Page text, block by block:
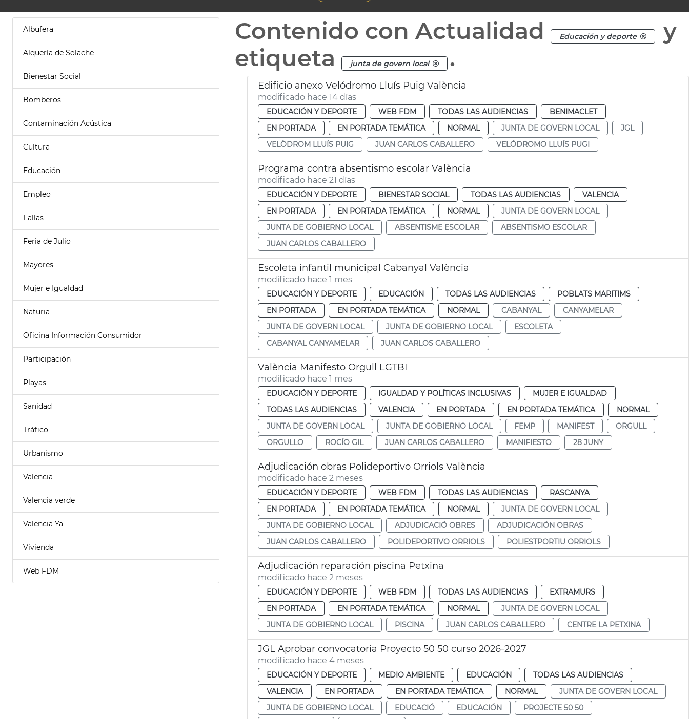
Albufera
Alquería de Solache
Bienestar Social
Bomberos
Contaminación Acústica
Cultura
Educación
Empleo
Fallas
Feria de Julio
Mayores
Mujer e Igualdad
Naturia
Oficina Información Consumidor
Participación
Playas
Sanidad
Tráfico
Urbanismo
Valencia
Valencia verde
Valencia Ya
Vivienda
Web FDM
Contenido con Actualidad Educación y deporte
y
etiqueta
junta de govern local .
Edificio anexo Velódromo Lluís Puig València
modificado hace 14 días
EDUCACIÓN Y DEPORTE WEB FDM TODAS LAS AUDIENCIAS
BENIMACLET
EN PORTADA
EN PORTADA TEMÁTICA NORMAL JUNTA DE GOVERN LOCAL
JGL
VELÒDROM LLUÍS PUIG
JUAN CARLOS CABALLERO VELÓDROMO LLUÍS PUGI
Programa contra absentismo escolar València
modificado hace 21 días
EDUCACIÓN Y DEPORTE BIENESTAR SOCIAL TODAS LAS AUDIENCIAS
VALENCIA
EN PORTADA
EN PORTADA TEMÁTICA NORMAL
JUNTA DE GOVERN LOCAL
JUNTA DE GOBIERNO LOCAL
ABSENTISME ESCOLAR
ABSENTISMO ESCOLAR
JUAN CARLOS CABALLERO
Escoleta infantil municipal Cabanyal València
modificado hace 1 mes
EDUCACIÓN Y DEPORTE EDUCACIÓN TODAS LAS AUDIENCIAS
POBLATS MARITIMS
EN PORTADA
EN PORTADA TEMÁTICA NORMAL CABANYAL
CANYAMELAR
JUNTA DE GOVERN LOCAL
JUNTA DE GOBIERNO LOCAL
ESCOLETA
CABANYAL CANYAMELAR
JUAN CARLOS CABALLERO
València Manifesto Orgull LGTBI
modificado hace 1 mes
EDUCACIÓN Y DEPORTE IGUALDAD Y POLÍTICAS INCLUSIVAS
MUJER E IGUALDAD
TODAS LAS AUDIENCIAS
VALENCIA EN PORTADA EN PORTADA TEMÁTICA
NORMAL
JUNTA DE GOVERN LOCAL
JUNTA DE GOBIERNO LOCAL FEMP MANIFEST
ORGULL
ORGULLO
ROCÍO GIL JUAN CARLOS CABALLERO MANIFIESTO 28 JUNY
Adjudicación obras Polideportivo Orriols València
modificado hace 2 meses
EDUCACIÓN Y DEPORTE WEB FDM TODAS LAS AUDIENCIAS
RASCANYA
EN PORTADA
EN PORTADA TEMÁTICA NORMAL
JUNTA DE GOVERN LOCAL
JUNTA DE GOBIERNO LOCAL
ADJUDICACIÓ OBRES
ADJUDICACIÓN OBRAS
JUAN CARLOS CABALLERO
POLIDEPORTIVO ORRIOLS POLIESTPORTIU ORRIOLS
Adjudicación reparación piscina Petxina
modificado hace 2 meses
EDUCACIÓN Y DEPORTE WEB FDM TODAS LAS AUDIENCIAS
EXTRAMURS
EN PORTADA
EN PORTADA TEMÁTICA NORMAL
JUNTA DE GOVERN LOCAL
JUNTA DE GOBIERNO LOCAL
PISCINA JUAN CARLOS CABALLERO CENTRE LA PETXINA
JGL Aprobar convocatoria Proyecto 50 50 curso 2026-2027
modificado hace 4 meses
EDUCACIÓN Y DEPORTE MEDIO AMBIENTE EDUCACIÓN
TODAS LAS AUDIENCIAS
VALENCIA
EN PORTADA EN PORTADA TEMÁTICA NORMAL
JUNTA DE GOVERN LOCAL
JUNTA DE GOBIERNO LOCAL
EDUCACIÓ EDUCACIÓN
PROJECTE 50 50